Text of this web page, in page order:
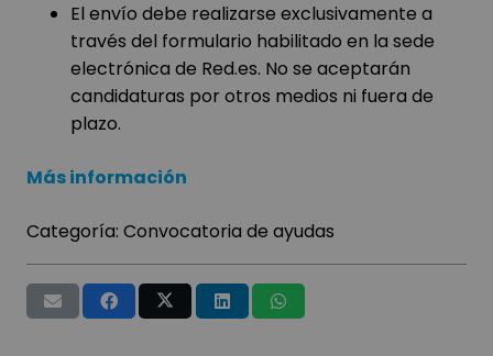
El envío debe realizarse exclusivamente a
través del formulario habilitado en la sede
electrónica de Red.es. No se aceptarán
candidaturas por otros medios ni fuera de
plazo.
Más información
Categoría: Convocatoria de ayudas